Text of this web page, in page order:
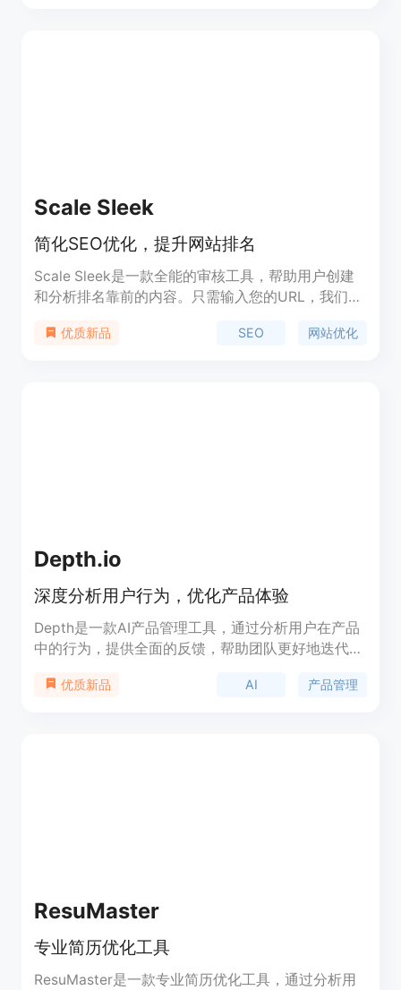
Scale Sleek
简化SEO优化，提升网站排名
Scale Sleek是一款全能的审核工具，帮助用户创建
和分析排名靠前的内容。只需输入您的URL，我们将
优质新品 SEO 网站优化
Depth.io
深度分析用户行为，优化产品体验
Depth是一款AI产品管理工具，通过分析用户在产品
中的行为，提供全面的反馈，帮助团队更好地迭代产
议到新功能的开发，还能优化会员计划和特权展示，
优质新品 AI 产品管理
ResuMaster
专业简历优化工具
ResuMaster是一款专业简历优化工具，通过分析用